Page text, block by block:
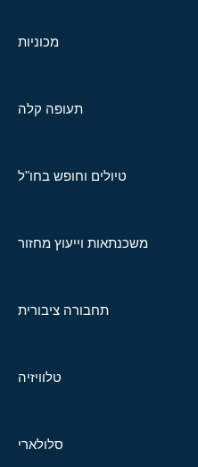
מכוניות
תעופה קלה
טיולים וחופש בחו"ל
משכנתאות וייעוץ מחזור
תחבורה ציבורית
טלוויזיה
סלולארי